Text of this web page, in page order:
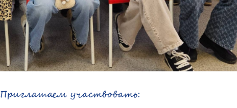
Приглашаем участвовать: